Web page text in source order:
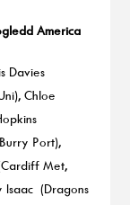
America
Davies
Chloe
Port),
Met,
Isaac (Dragons